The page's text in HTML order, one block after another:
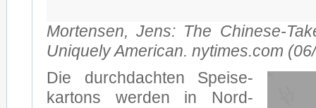
Mor­ten­sen, Jens: The Chinese-
Uni­que­ly Ame­ri­can. nytimes.com
Die durch­dach­ten Spei­se­
kar­tons wer­den in Nord­